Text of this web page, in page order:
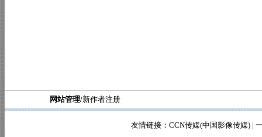
网站管理/新作者注册
友情链接： CCN传媒(中国影像传媒) |